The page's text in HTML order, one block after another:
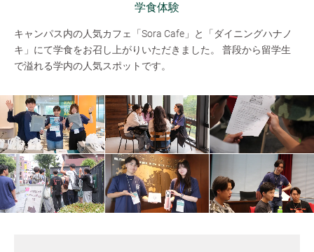
学食体験
キャンパス内の人気カフェ「Sora Cafe」と「ダイニングハナノ
キ」にて学食をお召し上がりいただきました。 普段から留学生
で溢れる学内の人気スポットです。